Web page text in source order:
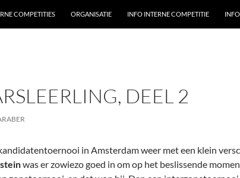
COMPETITIES ORGANISATIE INFO INTERNE COMPETITIE
DEEL 2
in Amsterdam weer met een klein
was er zowiezo goed in om op het beslissende